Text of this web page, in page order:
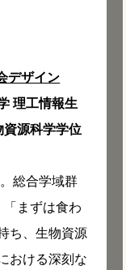
デザイン
理工情報生
資源科学学位
総合学域群
まずは食わ
ち、生物資源
おける深刻な